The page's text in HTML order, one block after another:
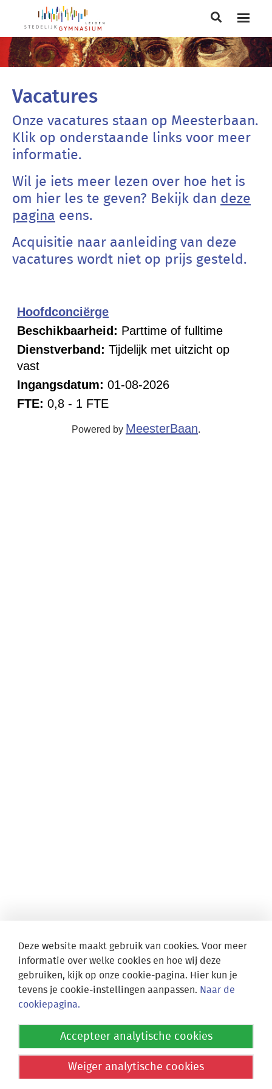
Main
navigation
Breadcrumb
Vacatures
Onze vacatures staan op Meesterbaan.
Klik op onderstaande links voor meer
informatie.
Wil je iets meer lezen over hoe het is
om hier les te geven? Bekijk dan deze
pagina eens.
Acquisitie naar aanleiding van deze
vacatures wordt niet op prijs gesteld.
Deze website maakt gebruik van cookies. Voor meer
informatie over welke cookies en hoe wij deze
gebruiken, kijk op onze cookie-pagina. Hier kun je
tevens je cookie-instellingen aanpassen. Naar de
cookiepagina.
Accepteer analytische cookies
Weiger analytische cookies
Fruinlaan 15
Locatie Socrates